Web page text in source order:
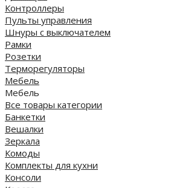
Контроллеры
Пульты управления
Шнуры с выключателем
Рамки
Розетки
Терморегуляторы
Мебель
Мебель
Все товары категории
Банкетки
Вешалки
Зеркала
Комоды
Комплекты для кухни
Консоли